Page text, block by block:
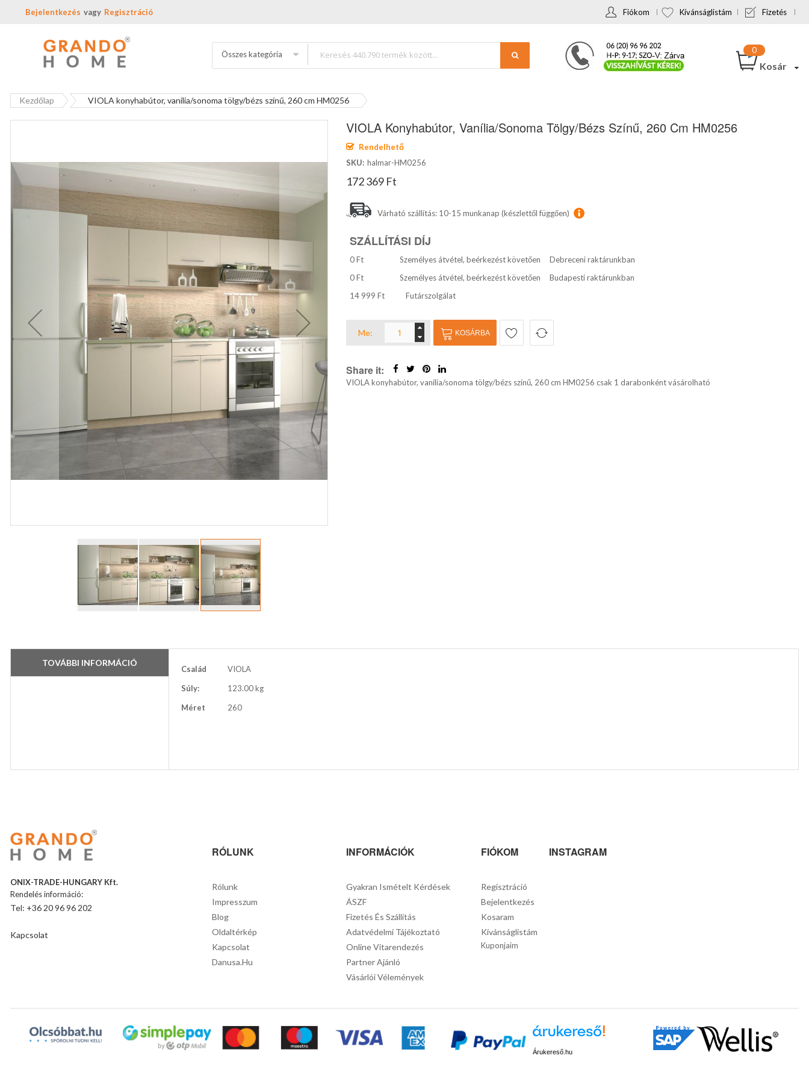
Bejelentkezés Regisztráció Fiókom Kívánságlistám Fizetés
Összes kategória
Kosár
Kezdőlap VIOLA konyhabútor, vanília/sonoma tölgy/bézs színű, 260 cm HM0256
végére
VIOLA Konyhabútor, Vanília/sonoma Tölgy/bézs Színű, 260 Cm HM0256
Rendelhető
SKU halmar-HM0256
172 369 Ft
Várható szállítás: 10-15 munkanap (készlettől függően)
SZÁLLÍTÁSI DÍJ
0 Ft Személyes átvétel, beérkezést követően
Debreceni raktárunkban
0 Ft
Személyes átvétel, beérkezést követően
Budapesti raktárunkban
14 999 Ft
Futárszolgálat
Me: KOSÁRBA
Share it:
VIOLA konyhabútor, vanília/sonoma tölgy/bézs színű, 260 cm HM0256 csak 1 darabonként vásárolható
TOVÁBBI INFORMÁCIÓ
További
Család
VIOLA
Súly:
123.00 kg
Méret
260
ONIX-TRADE-HUNGARY Kft.
Rendelés információ:
Tel: +36 20 96 96 202
Kapcsolat
RÓLUNK
Rólunk
Impresszum
Blog
Oldaltérkép
Kapcsolat
Danusa.hu
INFORMÁCIÓK
Gyakran Ismételt Kérdések
ÁSZF
Fizetés És Szállítás
Adatvédelmi Tájékoztató
Online Vitarendezés
Partner Ajánló
Vásárlói Vélemények
FIÓKOM
Regisztráció
Bejelentkezés
Kosaram
Kívánságlistám
Kuponjaim
INSTAGRAM
Árukereső.hu